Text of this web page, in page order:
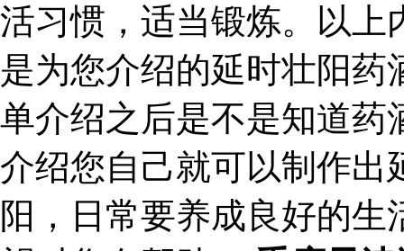
活习惯，适当锻炼。以上
是为您介绍的延时壮阳
单介绍之后是不是知道药
介绍您自己就可以制作出
阳，日常要养成良好的